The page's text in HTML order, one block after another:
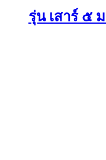
รุ่น เสาร์ ๕